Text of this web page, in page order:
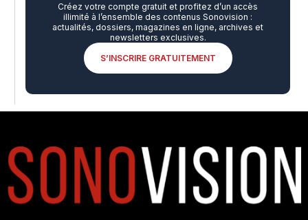
Créez votre compte gratuit et profitez d’un accès
illimité à l’ensemble des contenus Sonovision :
actualités, dossiers, magazines en ligne, archives et
newsletters exclusives.
S’INSCRIRE GRATUITEMENT